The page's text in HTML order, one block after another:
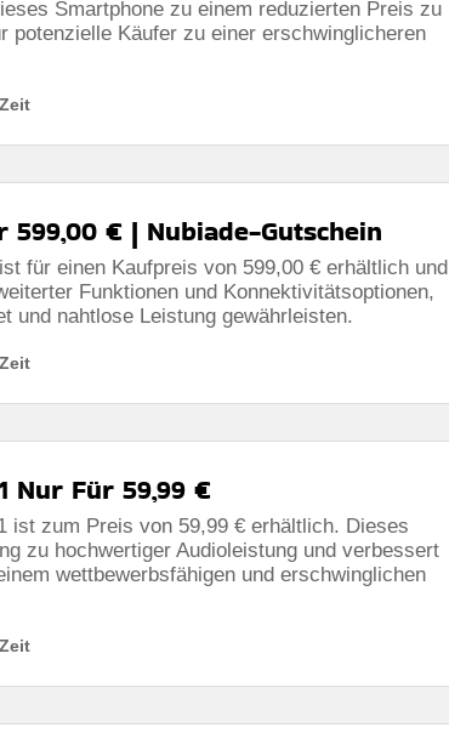
Smartphone zu einem reduzierten Preis zu
potenzielle Käufer zu einer erschwinglicheren
599,00 € | Nubiade-Gutschein
für einen Kaufpreis von 599,00 € erhältlich und
Funktionen und Konnektivitätsoptionen,
und nahtlose Leistung gewährleisten.
Nur Für 59,99 €
ist zum Preis von 59,99 € erhältlich. Dieses
zu hochwertiger Audioleistung und verbessert
wettbewerbsfähigen und erschwinglichen